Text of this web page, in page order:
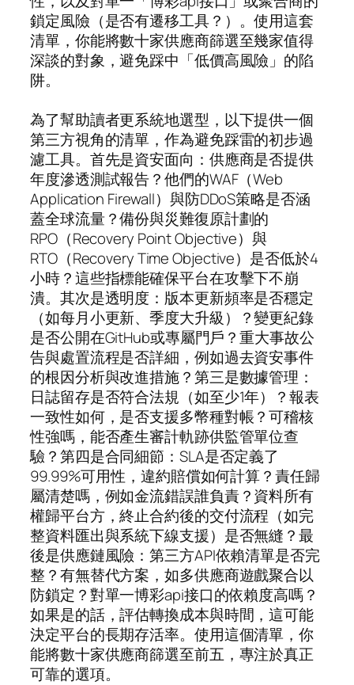
鎖定風險（是否有遷移工具？）。使用這套
清單，你能將數十家供應商篩選至幾家值得
深談的對象，避免踩中「低價高風險」的陷
阱。
為了幫助讀者更系統地選型，以下提供一個
第三方視角的清單，作為避免踩雷的初步過
濾工具。首先是資安面向：供應商是否提供
年度滲透測試報告？他們的WAF（Web
Application Firewall）與防DDoS策略是否涵
蓋全球流量？備份與災難復原計劃的
RPO（Recovery Point Objective）與
RTO（Recovery Time Objective）是否低於4
小時？這些指標能確保平台在攻擊下不崩
潰。其次是透明度：版本更新頻率是否穩定
（如每月小更新、季度大升級）？變更紀錄
是否公開在GitHub或專屬門戶？重大事故公
告與處置流程是否詳細，例如過去資安事件
的根因分析與改進措施？第三是數據管理：
日誌留存是否符合法規（如至少1年）？報表
一致性如何，是否支援多幣種對帳？可稽核
性強嗎，能否產生審計軌跡供監管單位查
驗？第四是合同細節：SLA是否定義了
99.99%可用性，違約賠償如何計算？責任歸
屬清楚嗎，例如金流錯誤誰負責？資料所有
權歸平台方，終止合約後的交付流程（如完
整資料匯出與系統下線支援）是否無縫？最
後是供應鏈風險：第三方API依賴清單是否完
整？有無替代方案，如多供應商遊戲聚合以
防鎖定？對單一博彩api接口的依賴度高嗎？
如果是的話，評估轉換成本與時間，這可能
決定平台的長期存活率。使用這個清單，你
能將數十家供應商篩選至前五，專注於真正
可靠的選項。